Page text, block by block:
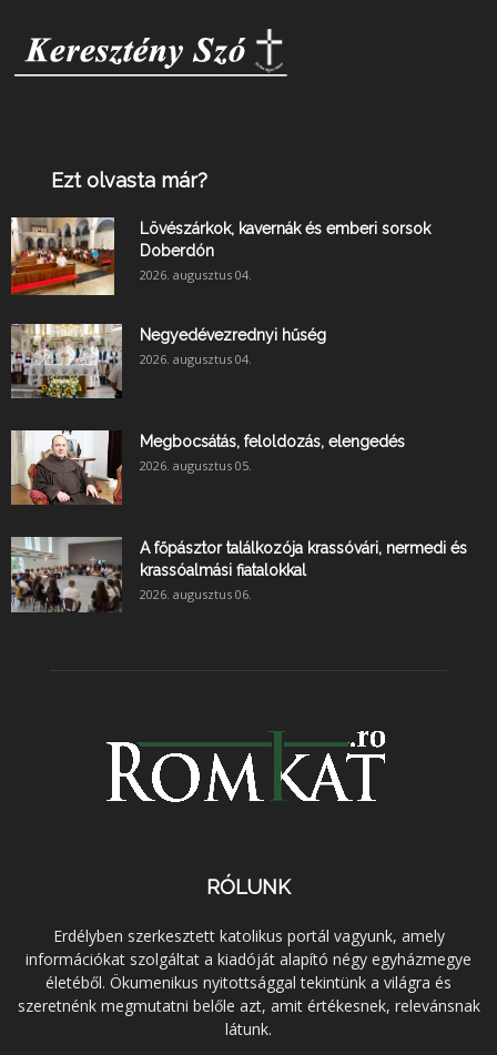
Ezt olvasta már?
Lövészárkok, kavernák és emberi sorsok
Doberdón
2026. augusztus 04.
Negyedévezrednyi hűség
2026. augusztus 04.
Megbocsátás, feloldozás, elengedés
2026. augusztus 05.
A főpásztor találkozója krassóvári, nermedi és
krassóalmási fiatalokkal
2026. augusztus 06.
RÓLUNK
Erdélyben szerkesztett katolikus portál vagyunk, amely
információkat szolgáltat a kiadóját alapító négy egyházmegye
életéből. Ökumenikus nyitottsággal tekintünk a világra és
szeretnénk megmutatni belőle azt, amit értékesnek, relevánsnak
látunk.